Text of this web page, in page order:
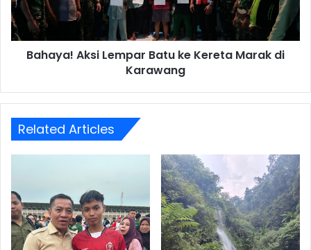
Marak
di
Karawang
Bahaya! Aksi Lempar Batu ke Kereta Marak di
Karawang
Related Articles